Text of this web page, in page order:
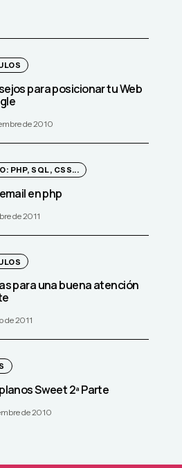
para posicionar tu Web
de 2010
PHP, SQL, CSS...
en php
de 2011
para una buena atención
de 2011
Sweet 2ª Parte
de 2010